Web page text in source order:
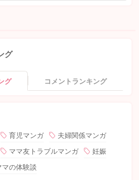
グ
グ コメントランキング
育児マンガ
夫婦関係マンガ
ママ友トラブルマンガ
妊娠
マの体験談